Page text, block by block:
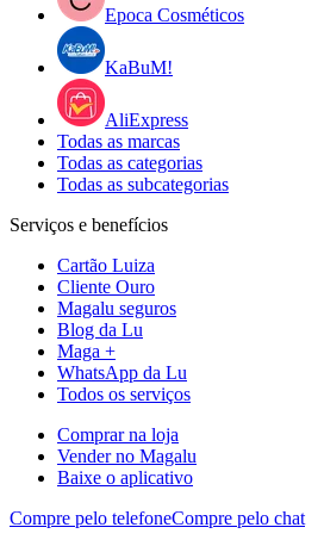
Epoca Cosméticos
KaBuM!
AliExpress
Todas as marcas
Todas as categorias
Todas as subcategorias
Serviços e benefícios
Cartão Luiza
Cliente Ouro
Magalu seguros
Blog da Lu
Maga +
WhatsApp da Lu
Todos os serviços
Comprar na loja
Vender no Magalu
Baixe o aplicativo
Compre pelo telefoneCompre pelo chat